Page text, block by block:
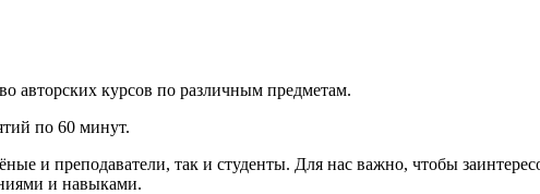
курсов по различным предметам.
по 60 минут.
и преподаватели, так и студенты. Для нас важно, чтобы
и навыками.